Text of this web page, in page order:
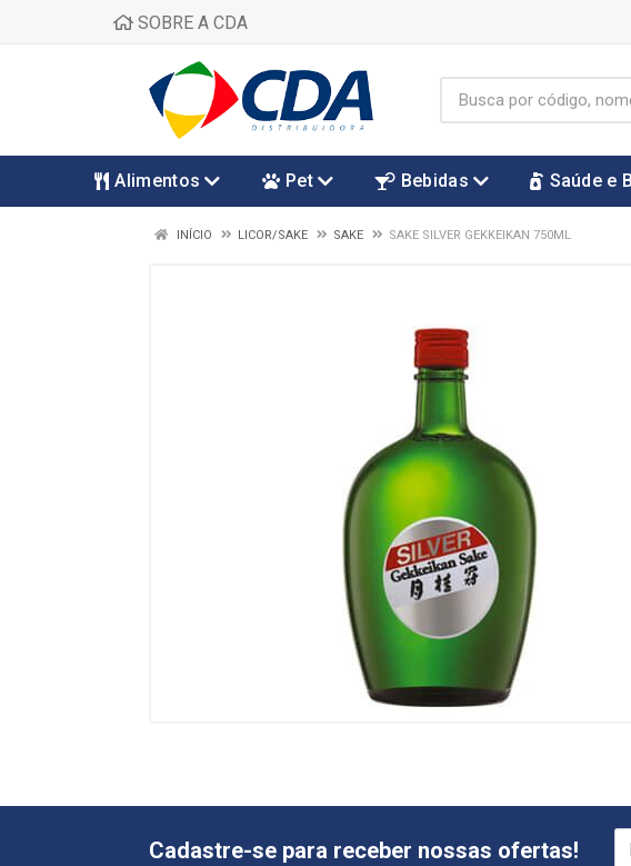
SOBRE A CDA
Alimentos Pet Bebidas Saúde e
INÍCIO LICOR/SAKE SAKE SAKE SILVER GEKKEIKAN 750ML
Cadastre-se para receber nossas ofertas!